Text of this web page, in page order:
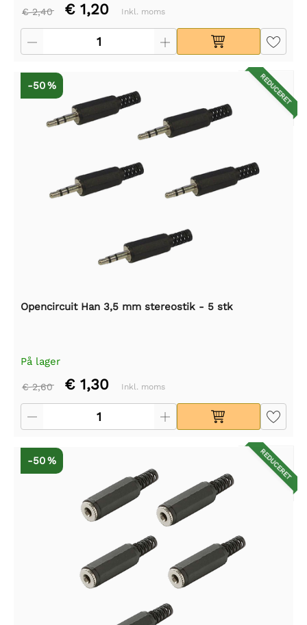
€ 2,40 € 1,20 Inkl. moms
REDUCERET
-50 %
Opencircuit Han 3,5 mm stereostik - 5 stk
På lager
€ 2,60 € 1,30 Inkl. moms
REDUCERET
-50 %